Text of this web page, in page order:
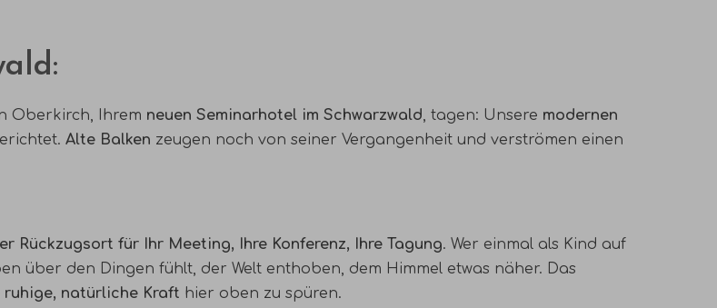
Oberkirch, Ihrem neuen Seminarhotel im Schwarzwald, tagen: Unsere modernen
Alte Balken zeugen noch von seiner Vergangenheit und verströmen einen
Rückzugsort für Ihr Meeting, Ihre Konferenz, Ihre Tagung. Wer einmal als Kind auf
über den Dingen fühlt, der Welt enthoben, dem Himmel etwas näher. Das
ruhige, natürliche Kraft hier oben zu spüren.